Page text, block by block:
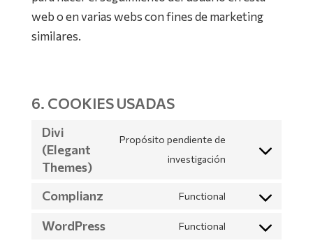
web o en varias webs con fines de marketing
similares.
6. COOKIES USADAS
Divi
(Elegant
Themes)
Propósito pendiente de
investigación
Consent
service
(elegant-
Complianz Functional
Consent
WordPress Functional
Consent